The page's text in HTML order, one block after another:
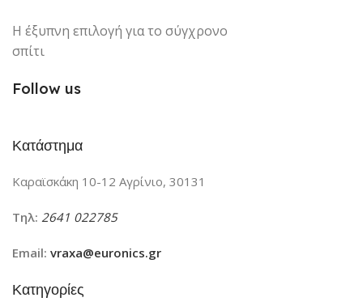
Η έξυπνη επιλογή για το σύγχρονο
σπίτι
Follow us
Κατάστημα
Καραϊσκάκη 10-12 Αγρίνιο, 30131
Τηλ: 2641 022785
Email: vraxa@euronics.gr
Κατηγορίες